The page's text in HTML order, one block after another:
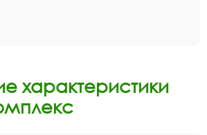
характеристики